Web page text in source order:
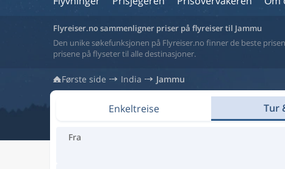
Flyreiser.no sammenligner priser på flyreiser til Jammu
Den unike søkefunksjonen på Flyreiser.no finner de beste
prisene på flyseter til alle destinasjoner.
Første side India Jammu
Enkeltreise Tur
Fra